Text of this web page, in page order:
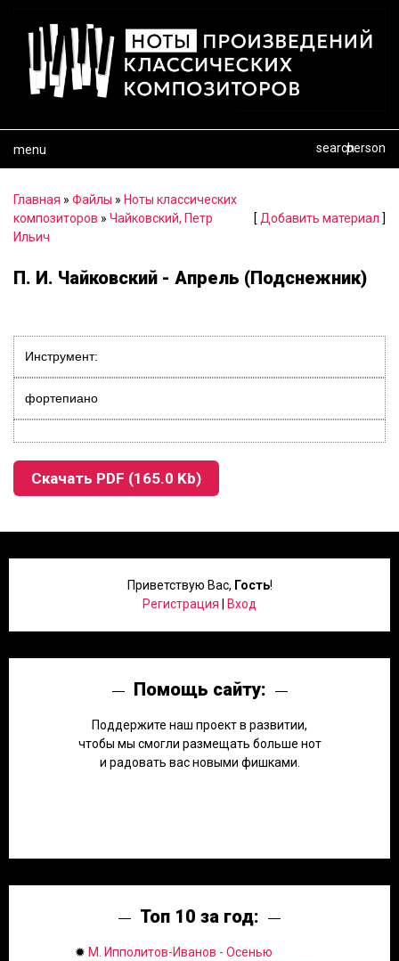
menu person
search
Главная » Файлы » Ноты классических
композиторов » Чайковский, Петр
Ильич
[ Добавить материал ]
П. И. Чайковский - Апрель (Подснежник)
Инструмент:
фортепиано
Скачать PDF (165.0 Kb)
Приветствую Вас, Гость!
Регистрация
Вход
Помощь сайту:
Поддержите наш проект в развитии,
чтобы мы смогли размещать больше нот
и радовать вас новыми фишками.
Топ 10 за год:
✹ М. Ипполитов-Иванов - Осенью